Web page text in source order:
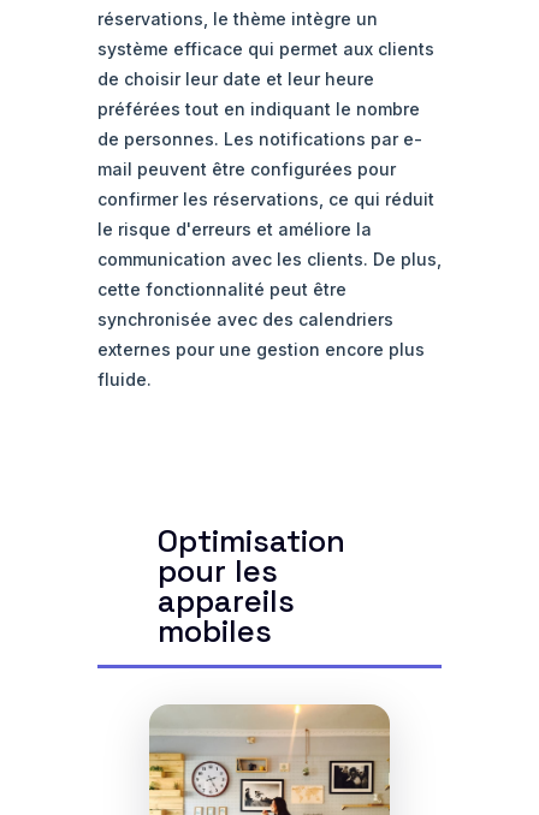
réservations, le thème intègre un
système efficace qui permet aux clients
de choisir leur date et leur heure
préférées tout en indiquant le nombre
de personnes. Les notifications par e-
mail peuvent être configurées pour
confirmer les réservations, ce qui réduit
le risque d'erreurs et améliore la
communication avec les clients. De plus,
cette fonctionnalité peut être
synchronisée avec des calendriers
externes pour une gestion encore plus
fluide.
Optimisation
pour les
appareils
mobiles